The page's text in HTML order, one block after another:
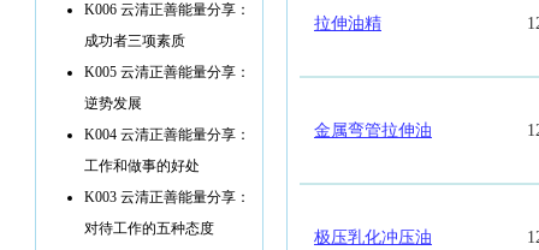
K006 云清正善能量分享：
成功者三项素质
K005 云清正善能量分享：
逆势发展
K004 云清正善能量分享：
工作和做事的好处
K003 云清正善能量分享：
对待工作的五种态度
拉伸油精
金属弯管拉伸油
极压乳化冲压油